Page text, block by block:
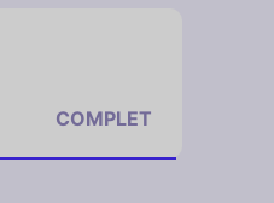
COMPLET